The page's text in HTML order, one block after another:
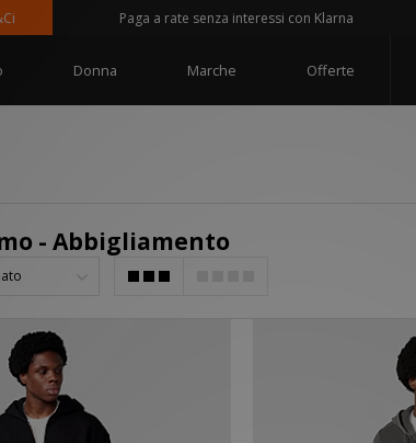
Paga a rate senza interessi con Klarna
Donna Marche Offerte
- Abbigliamento